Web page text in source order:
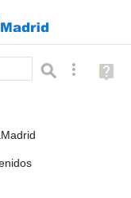
BúsquedaAyuda
(en